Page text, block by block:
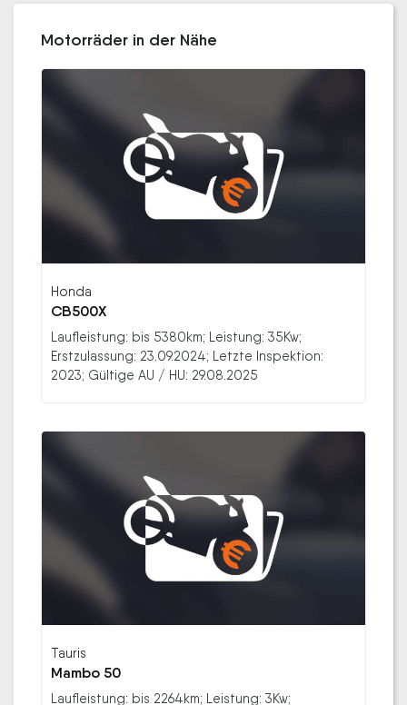
Motorräder in der Nähe
Honda
CB500X
Laufleistung: bis 5380km; Leistung: 35Kw;
Erstzulassung: 23.09.2024; Letzte Inspektion:
2023; Gültige AU / HU: 29.08.2025
Tauris
Mambo 50
Laufleistung: bis 2264km; Leistung: 3Kw;